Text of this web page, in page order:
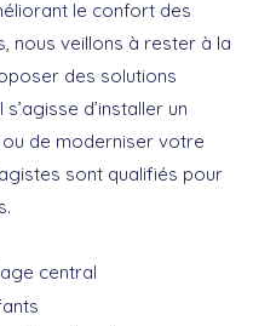
le confort des
nous veillons à rester à la
des solutions
s’agisse d’installer un
de moderniser votre
sont qualifiés pour
central